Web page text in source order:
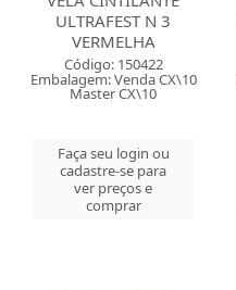
ULTRAFEST N 3
VERMELHA
Código: 150422
Embalagem: Venda CX\10
Master CX\10
Faça seu login ou
cadastre-se para
ver preços e
comprar